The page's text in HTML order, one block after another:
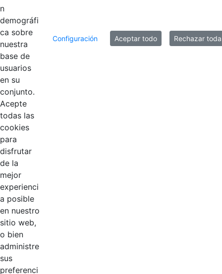
Mostrando el intervalo 1 - 6 de 6 resultados.
n
demográfi
ca sobre
nuestra
base de
usuarios
en su
conjunto.
Acepte
todas las
cookies
para
disfrutar
de la
mejor
experienci
a posible
en nuestro
sitio web,
o bien
administre
sus
preferenci
Configuración Aceptar todo Rechazar